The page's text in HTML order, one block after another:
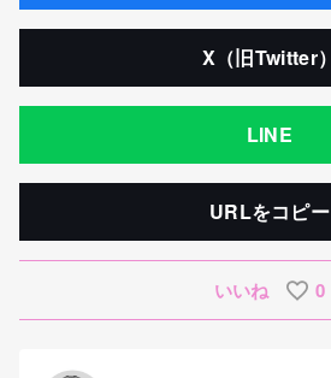
X（旧Twitter）
LINE
URLをコピー
いいね 0